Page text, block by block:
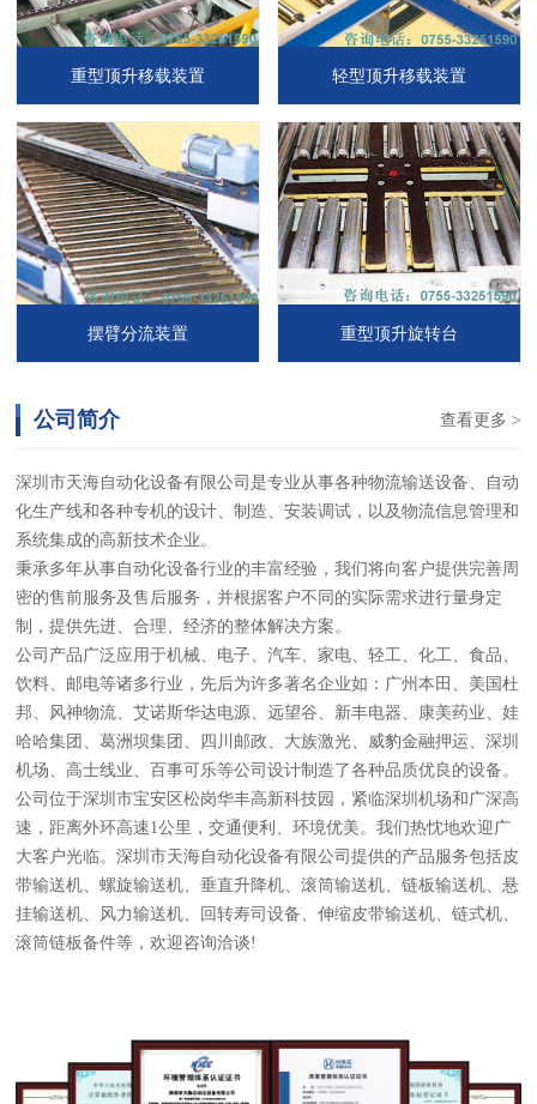
重型顶升移载装置 轻型顶升移载装置
摆臂分流装置 重型顶升旋转台
查看更多 >
公司简介
深圳市天海自动化设备有限公司是专业从事各种物流输送设备、自动
化生产线和各种专机的设计、制造、安装调试，以及物流信息管理和
系统集成的高新技术企业。
秉承多年从事自动化设备行业的丰富经验，我们将向客户提供完善周
密的售前服务及售后服务，并根据客户不同的实际需求进行量身定
制，提供先进、合理、经济的整体解决方案。
公司产品广泛应用于机械、电子、汽车、家电、轻工、化工、食品、
饮料、邮电等诸多行业，先后为许多著名企业如：广州本田、美国杜
邦、风神物流、艾诺斯华达电源、远望谷、新丰电器、康美药业、娃
哈哈集团、葛洲坝集团、四川邮政、大族激光、威豹金融押运、深圳
机场、高士线业、百事可乐等公司设计制造了各种品质优良的设备。
公司位于深圳市宝安区松岗华丰高新科技园，紧临深圳机场和广深高
速，距离外环高速1公里，交通便利、环境优美。我们热忱地欢迎广
大客户光临。深圳市天海自动化设备有限公司提供的产品服务包括皮
带输送机、螺旋输送机、垂直升降机、滚筒输送机、链板输送机、悬
挂输送机、风力输送机、回转寿司设备、伸缩皮带输送机、链式机、
滚筒链板备件等，欢迎咨询洽谈!